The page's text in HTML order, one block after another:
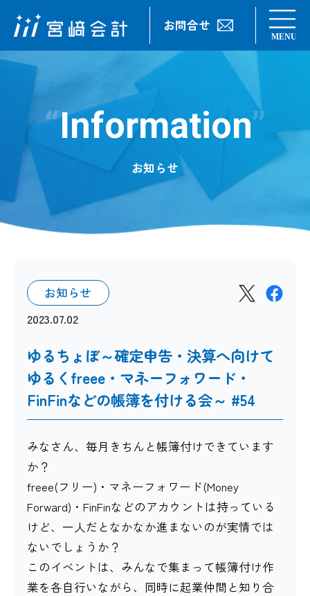
お問合せ
Information
お知らせ
2023.07.02
お知らせ
ゆるちょぼ～確定申告・決算へ向けて
ゆるくfreee・マネーフォワード・
FinFinなどの帳簿を付ける会～ #54
みなさん、毎月きちんと帳簿付けできています
か？
freee(フリー)・マネーフォワード(Money
Forward)・FinFinなどのアカウントは持っている
けど、一人だとなかなか進まないのが実情では
ないでしょうか？
このイベントは、みんなで集まって帳簿付け作
業を各自行いながら、同時に起業仲間と知り合